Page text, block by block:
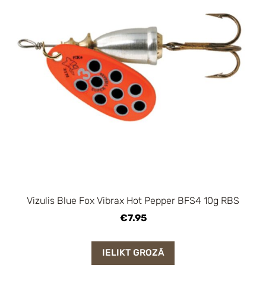
Vizulis Blue Fox Vibrax Hot Pepper BFS4 10g RBS
€7.95
IELIKT GROZĀ